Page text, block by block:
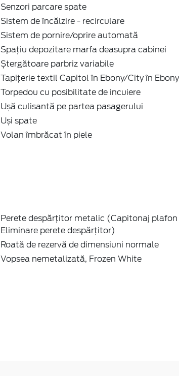
Senzori parcare spate
Sistem de încălzire - recirculare
Sistem de pornire/oprire automată
Spațiu depozitare marfa deasupra cabinei
Ștergătoare parbriz variabile
Tapițerie textil Capitol în Ebony/City în Ebony
Torpedou cu posibilitate de incuiere
Ușă culisantă pe partea pasagerului
Uși spate
Volan îmbrăcat în piele
Perete despărțitor metalic (Capitonaj
Eliminare perete despărțitor)
Roată de rezervă de dimensiuni normale
Vopsea nemetalizată, Frozen White